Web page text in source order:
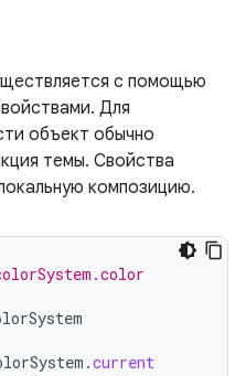
с помощью
Для
объект обычно
темы. Свойства
композицию.
.current